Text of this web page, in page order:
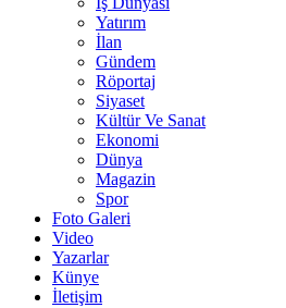
Yatırım
İlan
Gündem
Röportaj
Siyaset
Kültür Ve Sanat
Ekonomi
Dünya
Magazin
Spor
Foto Galeri
Video
Yazarlar
Künye
İletişim